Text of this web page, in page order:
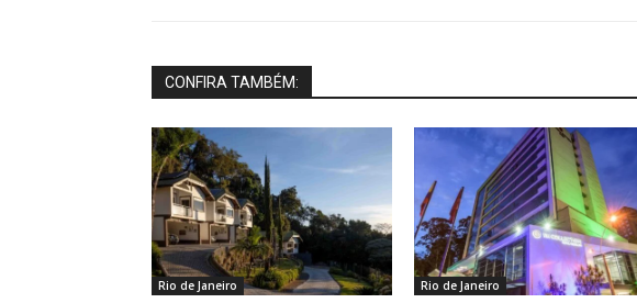
CONFIRA TAMBÉM:
Rio de Janeiro Rio de Janeiro